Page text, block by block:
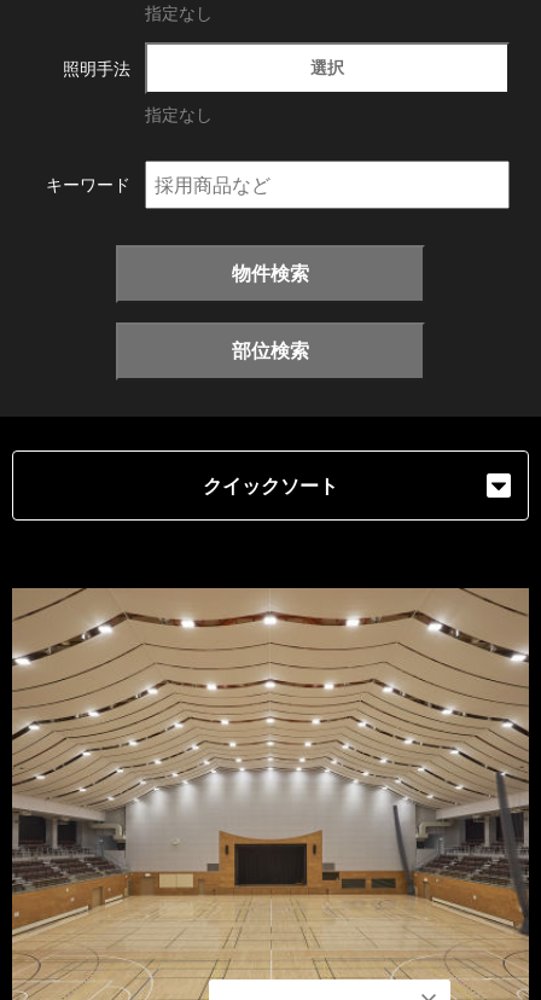
指定なし
照明手法 選択
指定なし
キーワード
物件検索
部位検索
クイックソート